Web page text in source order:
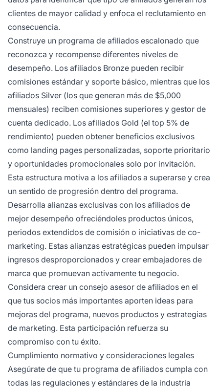
clientes de mayor calidad y enfoca el reclutamiento en
consecuencia.
Construye un programa de afiliados escalonado que
reconozca y recompense diferentes niveles de
desempeño. Los afiliados Bronze pueden recibir
comisiones estándar y soporte básico, mientras que los
afiliados Silver (los que generan más de $5,000
mensuales) reciben comisiones superiores y gestor de
cuenta dedicado. Los afiliados Gold (el top 5% de
rendimiento) pueden obtener beneficios exclusivos
como landing pages personalizadas, soporte prioritario
y oportunidades promocionales solo por invitación.
Esta estructura motiva a los afiliados a superarse y crea
un sentido de progresión dentro del programa.
Desarrolla alianzas exclusivas con los afiliados de
mejor desempeño ofreciéndoles productos únicos,
periodos extendidos de comisión o iniciativas de co-
marketing. Estas alianzas estratégicas pueden impulsar
ingresos desproporcionados y crear embajadores de
marca que promuevan activamente tu negocio.
Considera crear un consejo asesor de afiliados en el
que tus socios más importantes aporten ideas para
mejoras del programa, nuevos productos y estrategias
de marketing. Esta participación refuerza su
compromiso con tu éxito.
Cumplimiento normativo y consideraciones legales
Asegúrate de que tu programa de afiliados cumpla con
todas las regulaciones y estándares de la industria